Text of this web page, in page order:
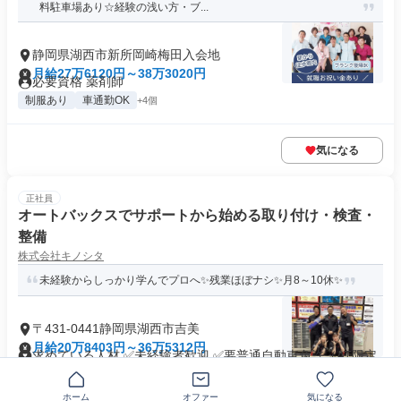
料駐車場あり☆経験の浅い方・ブ...
静岡県湖西市新所岡崎梅田入会地
月給27万6120円～38万3020円
必要資格 薬剤師
制服あり 車通勤OK +4個
気になる
正社員
オートバックスでサポートから始める取り付け・検査・
整備
株式会社キノシタ
未経験からしっかり学んでプロへ✨残業ほぼナシ✨月8～10休✨
〒431-0441静岡県湖西市吉美
月給20万8403円～36万5312円
求めている人材 ✅未経験者歓迎 ✅要普通自動車免許（AT限定
可） ・学歴不問・経験不問...
業界未経験歓迎
ホーム オファー 気になる